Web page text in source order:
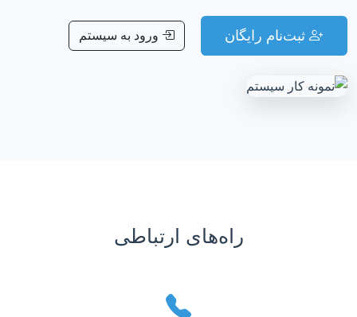
ثبت‌نام رایگان ورود به سیستم
راه‌های ارتباطی